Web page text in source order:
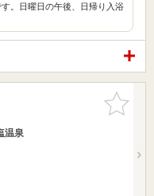
。日曜日の午後、日帰り入浴
お気に入
りに追加
温泉